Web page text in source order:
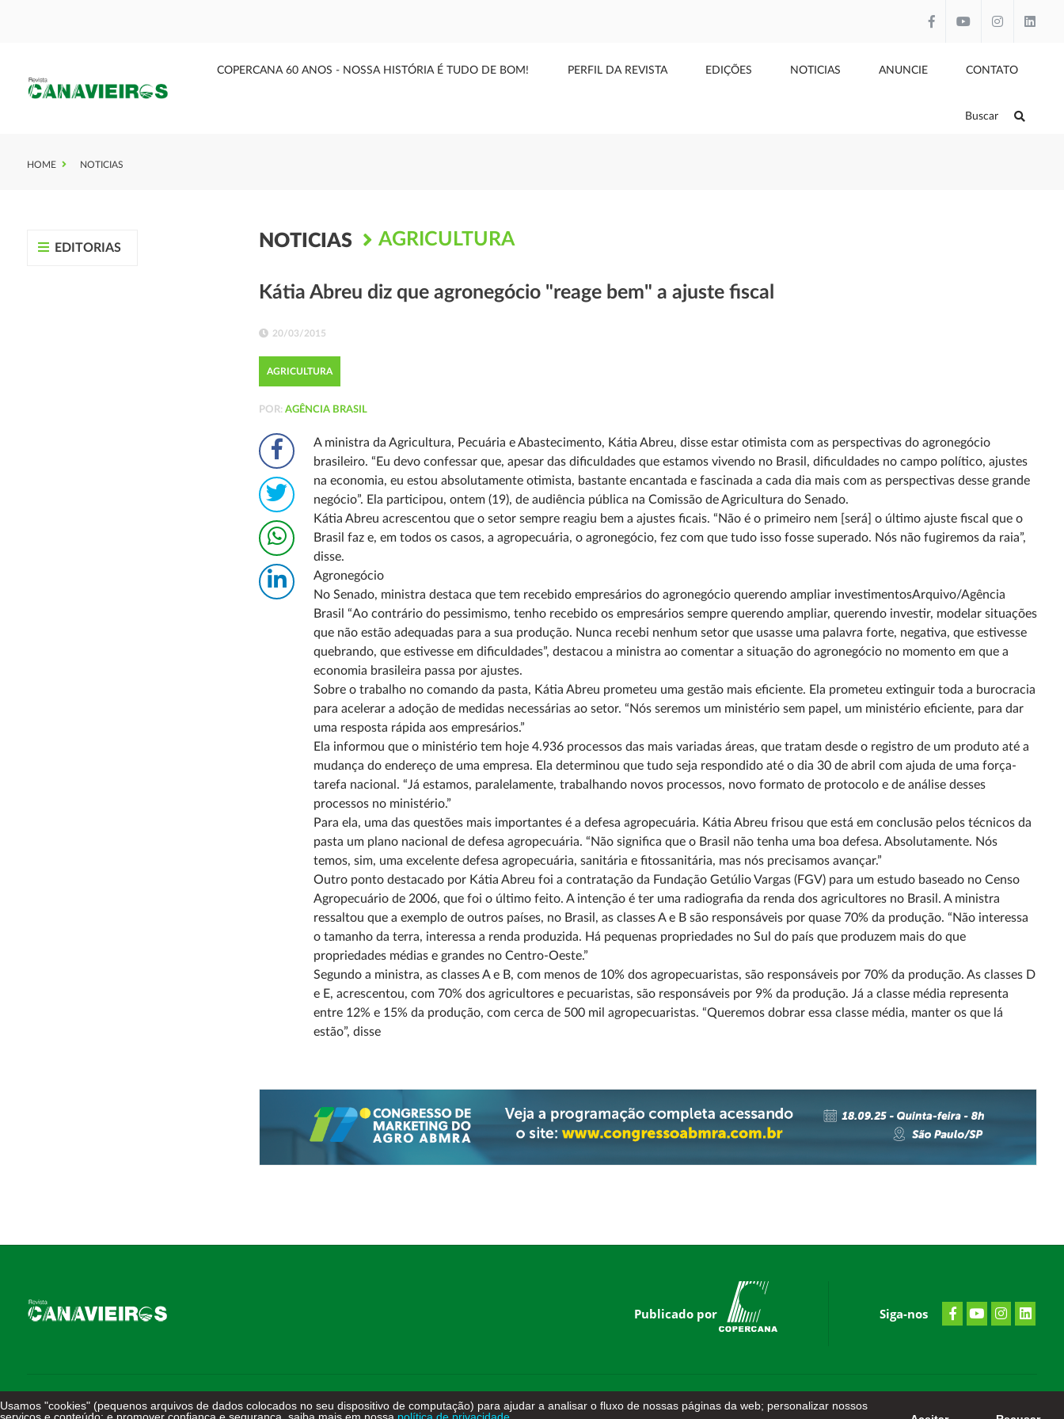
COPERCANA 60 ANOS - NOSSA HISTÓRIA É TUDO DE BOM! PERFIL DA REVISTA EDIÇÕES NOTICIAS ANUNCIE CONTATO
Buscar
HOME NOTICIAS
EDITORIAS NOTICIAS AGRICULTURA
Kátia Abreu diz que agronegócio "reage bem" a ajuste fiscal
20/03/2015
AGRICULTURA
POR:AGÊNCIA BRASIL
A ministra da Agricultura, Pecuária e Abastecimento, Kátia Abreu, disse estar otimista com as perspectivas do agronegócio
brasileiro. “Eu devo confessar que, apesar das dificuldades que estamos vivendo no Brasil, dificuldades no campo político, ajustes
na economia, eu estou absolutamente otimista, bastante encantada e fascinada a cada dia mais com as perspectivas desse grande
negócio”. Ela participou, ontem (19), de audiência pública na Comissão de Agricultura do Senado.
Kátia Abreu acrescentou que o setor sempre reagiu bem a ajustes ficais. “Não é o primeiro nem [será] o último ajuste fiscal que o
Brasil faz e, em todos os casos, a agropecuária, o agronegócio, fez com que tudo isso fosse superado. Nós não fugiremos da raia”,
disse.
Agronegócio
No Senado, ministra destaca que tem recebido empresários do agronegócio querendo ampliar investimentosArquivo/Agência
Brasil “Ao contrário do pessimismo, tenho recebido os empresários sempre querendo ampliar, querendo investir, modelar situações
que não estão adequadas para a sua produção. Nunca recebi nenhum setor que usasse uma palavra forte, negativa, que estivesse
quebrando, que estivesse em dificuldades”, destacou a ministra ao comentar a situação do agronegócio no momento em que a
economia brasileira passa por ajustes.
Sobre o trabalho no comando da pasta, Kátia Abreu prometeu uma gestão mais eficiente. Ela prometeu extinguir toda a burocracia
para acelerar a adoção de medidas necessárias ao setor. “Nós seremos um ministério sem papel, um ministério eficiente, para dar
uma resposta rápida aos empresários.”
Ela informou que o ministério tem hoje 4.936 processos das mais variadas áreas, que tratam desde o registro de um produto até a
mudança do endereço de uma empresa. Ela determinou que tudo seja respondido até o dia 30 de abril com ajuda de uma força-
tarefa nacional. “Já estamos, paralelamente, trabalhando novos processos, novo formato de protocolo e de análise desses
processos no ministério.”
Para ela, uma das questões mais importantes é a defesa agropecuária. Kátia Abreu frisou que está em conclusão pelos técnicos da
pasta um plano nacional de defesa agropecuária. “Não significa que o Brasil não tenha uma boa defesa. Absolutamente. Nós
temos, sim, uma excelente defesa agropecuária, sanitária e fitossanitária, mas nós precisamos avançar.”
Outro ponto destacado por Kátia Abreu foi a contratação da Fundação Getúlio Vargas (FGV) para um estudo baseado no Censo
Agropecuário de 2006, que foi o último feito. A intenção é ter uma radiografia da renda dos agricultores no Brasil. A ministra
ressaltou que a exemplo de outros países, no Brasil, as classes A e B são responsáveis por quase 70% da produção. “Não interessa
o tamanho da terra, interessa a renda produzida. Há pequenas propriedades no Sul do país que produzem mais do que
propriedades médias e grandes no Centro-Oeste.”
Segundo a ministra, as classes A e B, com menos de 10% dos agropecuaristas, são responsáveis por 70% da produção. As classes D
e E, acrescentou, com 70% dos agricultores e pecuaristas, são responsáveis por 9% da produção. Já a classe média representa
entre 12% e 15% da produção, com cerca de 500 mil agropecuaristas. “Queremos dobrar essa classe média, manter os que lá
estão”, disse
Publicado por Siga-nos
Todos os direitos reservados - © 2026 Criação de Sites-
Usamos "cookies" (pequenos arquivos de dados colocados no seu dispositivo de computação) para ajudar a analisar o fluxo de nossas páginas da web; personalizar nossos